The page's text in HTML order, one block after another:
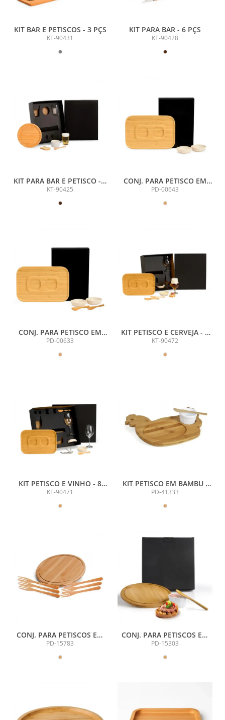
KIT BAR E PETISCOS - 3 PÇS
KT-90431
KIT PARA BAR - 6 PÇS
KT-90428
KIT PARA BAR E PETISCO - 5
PÇS
KT-90425
CONJ. PARA PETISCO EM
BAMBU / FIBRA DE BAMBU -
PD-00643
CONJ. PARA PETISCO EM
BAMBU / FIBRA DE BAMBU -
PD-00633
KIT PETISCO E CERVEJA - 7
PÇS
KT-90472
KIT PETISCO E VINHO - 8
PÇS
KT-90471
KIT PETISCO EM BAMBU /
PORCELANA COM TÁBUA
PD-41333
CONJ. PARA PETISCOS EM
BAMBU CÓRDOBA - 7 PÇS
PD-15783
CONJ. PARA PETISCOS EM
BAMBU - 3 PÇS
PD-15303